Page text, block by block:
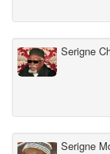
Serigne
Serigne